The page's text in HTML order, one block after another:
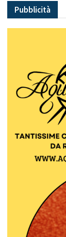
Pubblicità